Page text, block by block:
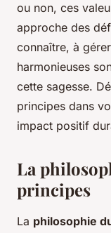
ou non, ces
approche des
connaître, à
harmonieuses
cette sagesse.
principes dans
impact positif
La
principes
La philosophie